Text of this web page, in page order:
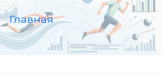
Главная